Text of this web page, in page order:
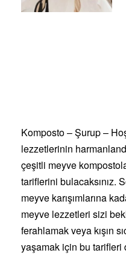
Komposto – Şurup –
lezzetlerinin
çeşitli meyve
tariflerini bulacaksınız.
meyve karışımlarına
meyve lezzetleri sizi
ferahlamak veya kışın
yaşamak için bu tarifleri